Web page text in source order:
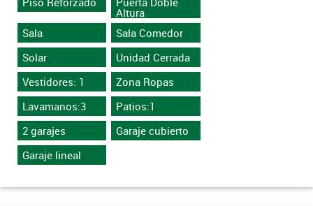
Altura
Sala
Sala Comedor
Solar
Unidad Cerrada
Vestidores: 1
Zona Ropas
Lavamanos:3
Patios:1
2 garajes
Garaje cubierto
Garaje lineal